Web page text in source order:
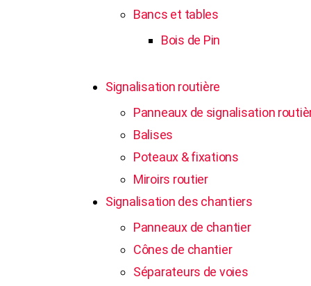
Bancs et tables
Bois de Pin
Signalisation routière
Panneaux de signalisation
Balises
Poteaux & fixations
Miroirs routier
Signalisation des chantiers
Panneaux de chantier
Cônes de chantier
Séparateurs de voies